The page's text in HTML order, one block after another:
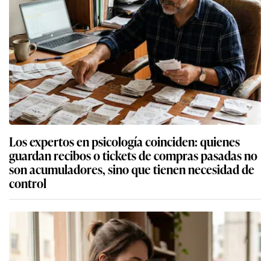
Los expertos en psicología coinciden: quienes
guardan recibos o tickets de compras pasadas no
son acumuladores, sino que tienen necesidad de
control